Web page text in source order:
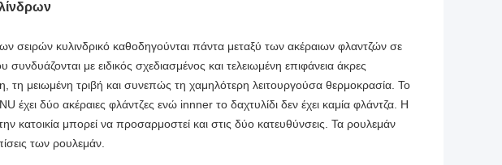
σειρών κυλινδρικό καθοδηγούνται πάντα μεταξύ των ακέραιων φλαντζών σε
με ειδικός σχεδιασμένος και τελειωμένη επιφάνεια άκρες
τη μειωμένη τριβή και συνεπώς τη χαμηλότερη λειτουργούσα θερμοκρασία. Το
έχει δύο ακέραιες φλάντζες ενώ innner το δαχτυλίδι δεν έχει καμία φλάντζα. Η
κατοικία μπορεί να προσαρμοστεί και στις δύο κατευθύνσεις. Τα ρουλεμάν
των ρουλεμάν.